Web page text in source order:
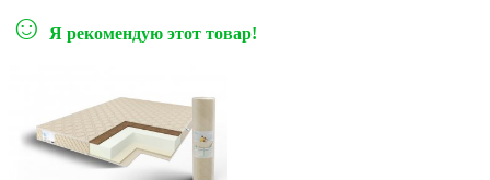
☺ Я рекомендую этот товар!